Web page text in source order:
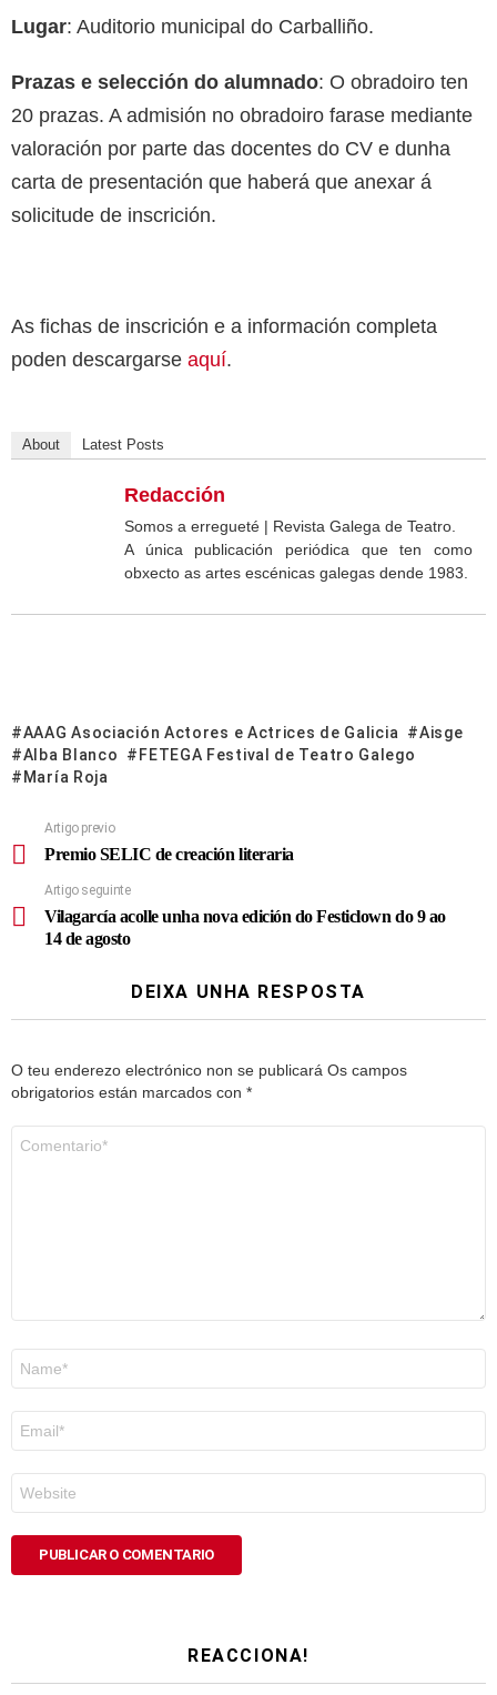
Lugar: Auditorio municipal do Carballiño.
Prazas e selección do alumnado: O obradoiro ten
20 prazas. A admisión no obradoiro farase mediante
valoración por parte das docentes do CV e dunha
carta de presentación que haberá que anexar á
solicitude de inscrición.
As fichas de inscrición e a información completa
poden descargarse aquí.
About Latest Posts
Redacción
Somos a erregueté | Revista Galega de Teatro.
A única publicación periódica que ten como
obxecto as artes escénicas galegas dende 1983.
AAAG Asociación Actores e Actrices de Galicia
Aisge
Alba Blanco
FETEGA Festival de Teatro Galego
María Roja
Artigo previo
Premio SELIC de creación literaria
Artigo seguinte
Vilagarcía acolle unha nova edición do Festiclown do 9 ao
14 de agosto
DEIXA UNHA RESPOSTA
O teu enderezo electrónico non se publicará Os campos
obrigatorios están marcados con *
electrónico
*
REACCIONA!